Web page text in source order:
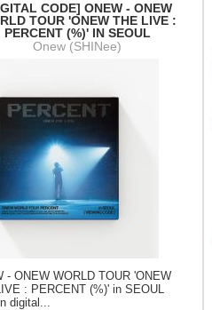
CODE] ONEW - ONEW
TOUR 'ONEW THE LIVE :
PERCENT (%)' IN SEOUL
Onew (SHINee)
- ONEW WORLD TOUR 'ONEW
: PERCENT (%)' in SEOUL
digital...